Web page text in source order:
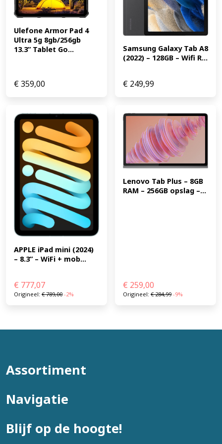
mogelijkheid is je Tab A8 zo weer volledig opgeladen.
CameraDe Tab A8 beschikt over een 8 megapixel
hoofdcamera aan de achterkant van het toestel. Aan de
voorkant van het toestel bevindt zich een 5 megapixel
selfie camera. Deze camera is in het midden geplaatst bij
een liggende stand van de tablet. Dit zorgt voor een
videogesprekken en online lessen. (EAN:
8806092947696)
Ulefone Armor Pad 4
Ultra 5g 8gb/256gb
13.3” Tablet Go...
€359,00
Samsung Galaxy Tab A8
(2022) – 128GB – Wifi R...
€ 249,99
APPLE iPad mini (2024)
– 8.3” – WiFi + mob...
€ 777,07
Origineel: €789,00 -2%
Lenovo Tab Plus – 8GB
RAM – 256GB opslag –...
€ 259,00
Origineel: €284,99 -9%
Assortiment
Navigatie
Blijf op de hoogte!